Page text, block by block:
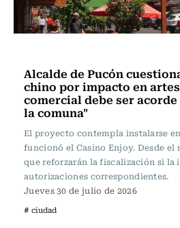
Alcalde de Pucón
chino por impacto en
comercial debe ser
la comuna"
El proyecto contempla instalarse
funcionó el Casino Enjoy. Desde el
que reforzarán la fiscalización si
autorizaciones correspondientes.
Jueves 30 de julio de 2026
# ciudad